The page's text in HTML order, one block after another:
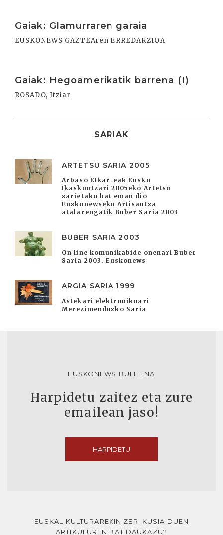
Gaiak: Glamurraren garaia
EUSKONEWS GAZTEAren ERREDAKZIOA
Gaiak: Hegoamerikatik barrena (I)
ROSADO, Itziar
SARIAK
ARTETSU SARIA 2005
Arbaso Elkarteak Eusko
Ikaskuntzari 2005eko Artetsu
sarietako bat eman dio
Euskonewseko Artisautza
atalarengatik Buber Saria 2003
BUBER SARIA 2003
On line komunikabide onenari Buber
Saria 2003. Euskonews
ARGIA SARIA 1999
Astekari elektronikoari
Merezimenduzko Saria
EUSKONEWS BULETINA
Harpidetu zaitez eta zure
emailean jaso!
HARPIDETU
EUSKAL KULTURAREKIN ZER IKUSIA DUEN
ARTIKULUREN BAT DAUKAZU?